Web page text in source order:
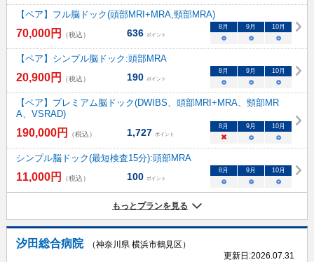
【ペア】フル脳ドック(頭部MRI+MRA,頸部MRA)
70,000円 （税込） 636 ポイント
8月 9月 10月
○ ○ ○
【ペア】シンプル脳ドック:頭部MRA
20,900円 （税込） 190 ポイント
8月 9月 10月
○ ○ ○
【ペア】プレミアム脳ドック(DWIBS、頭部MRI+MRA、頸部MR
A、VSRAD)
190,000円 （税込） 1,727 ポイント
8月 9月 10月
× ○ ○
シンプル脳ドック(最短検査15分):頭部MRA
11,000円 （税込） 100 ポイント
8月 9月 10月
○ ○ ○
もっとプランを見る
汐田総合病院
（神奈川県 横浜市鶴見区）
更新日:2026.07.31